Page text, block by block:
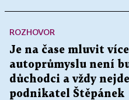
ROZHOVOR
Je na čase mluvit
autoprůmyslu není
důchodci a vždy
podnikatel Štěpánek